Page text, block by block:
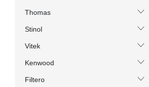
Thomas
Stinol
Vitek
Kenwood
Filtero